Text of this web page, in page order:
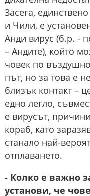
Засега,
и Чили, е
Анди вирус (б.р. -
– Андите), който
човек по
път, но за това е
близък контакт –
едно легло,
е вирусът,
кораб, като
станало най-
отплаването.
- Колко е важно
установи, че